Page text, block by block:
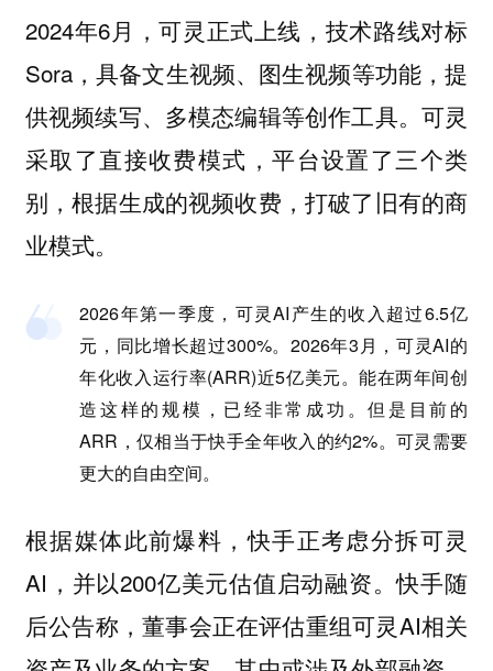
2024年6月，可灵正式上线，技术路线对标
Sora，具备文生视频、图生视频等功能，提
供视频续写、多模态编辑等创作工具。可灵
采取了直接收费模式，平台设置了三个类
别，根据生成的视频收费，打破了旧有的商
业模式。
2026年第一季度，可灵AI产生的收入超过6.5亿
元，同比增长超过300%。2026年3月，可灵AI的
年化收入运行率(ARR)近5亿美元。能在两年间创
造这样的规模，已经非常成功。但是目前的
ARR，仅相当于快手全年收入的约2%。可灵需要
更大的自由空间。
根据媒体此前爆料，快手正考虑分拆可灵
AI，并以200亿美元估值启动融资。快手随
后公告称，董事会正在评估重组可灵AI相关